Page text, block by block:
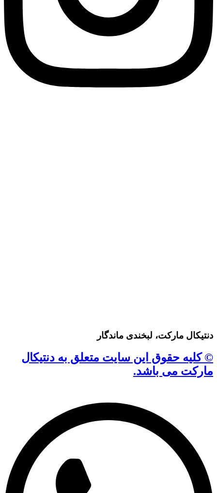
دنتیکال مارکت، لبخندی ماندگار
© کلیه حقوق این سایت متعلق به دنتیکال
مارکت می باشد.